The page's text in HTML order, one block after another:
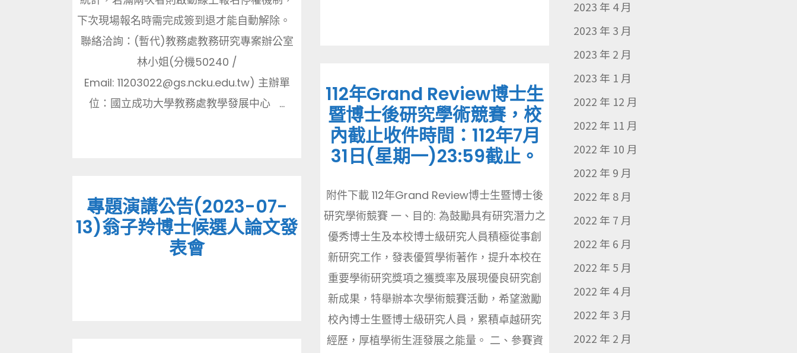
下次現場報名時需完成簽到退才能自動解除。
聯絡洽詢：(暫代)教務處教務研究專案辦公室
林小姐(分機50240 /
Email: 11203022@gs.ncku.edu.tw) 主辦單
位：國立成功大學教務處教學發展中心 ...
112年Grand Review博士生
暨博士後研究學術競賽，校
內截止收件時間：112年7月
31日(星期一)23:59截止。
附件下載 112年Grand Review博士生暨博士後
研究學術競賽 一、目的: 為鼓勵具有研究潛力之
優秀博士生及本校博士級研究人員積極從事創
新研究工作，發表優質學術著作，提升本校在
重要學術研究獎項之獲獎率及展現優良研究創
新成果，特舉辦本次學術競賽活動，希望激勵
校內博士生暨博士級研究人員，累積卓越研究
經歷，厚植學術生涯發展之能量。 二、參賽資
專題演講公告(2023-07-
13)翁子羚博士候選人論文發
表會
2023 年 4 月
2023 年 3 月
2023 年 2 月
2023 年 1 月
2022 年 12 月
2022 年 11 月
2022 年 10 月
2022 年 9 月
2022 年 8 月
2022 年 7 月
2022 年 6 月
2022 年 5 月
2022 年 4 月
2022 年 3 月
2022 年 2 月